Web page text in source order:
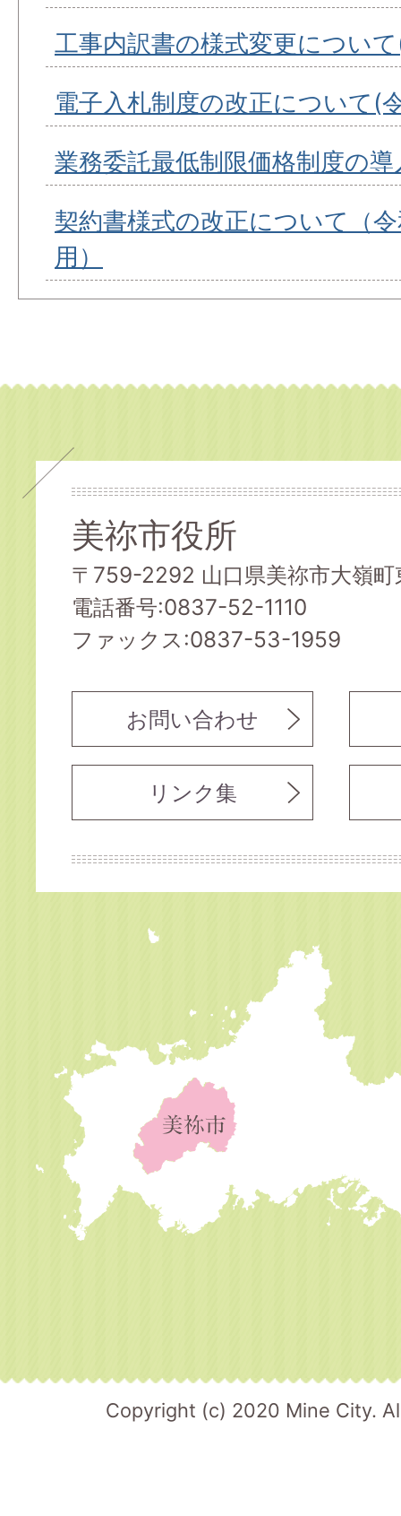
工事内訳書の様式変更につい
電子入札制度の改正について(
業務委託最低制限価格制度の
契約書様式の改正について（
用）
美祢市役所
〒759-2292 山口県美祢市大嶺
電話番号:0837-52-1110
ファックス:0837-53-1959
お問い合わせ
リンク集
Copyright (c) 2020 Mine City.